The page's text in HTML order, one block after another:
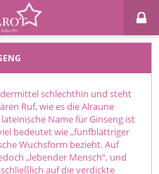
schlechthin und steht
Ruf, wie es die Alraune
Name für Ginseng ist
bedeutet wie „fünfblättriger
Wuchsform bezieht. Auf
„lebender Mensch“, und
auf die verdickte